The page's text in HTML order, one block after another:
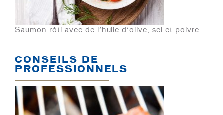
Saumon rôti avec de l’huile d’olive, sel et poivre.
CONSEILS DE
PROFESSIONNELS